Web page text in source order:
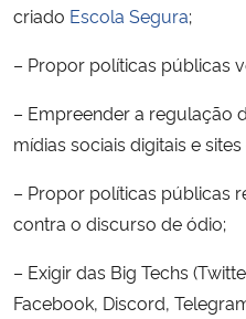
criado Escola Segura;
– Propor políticas públicas
– Empreender a regulação
mídias sociais digitais e
– Propor políticas públicas
contra o discurso de ódio;
– Exigir das Big Techs
Facebook, Discord,